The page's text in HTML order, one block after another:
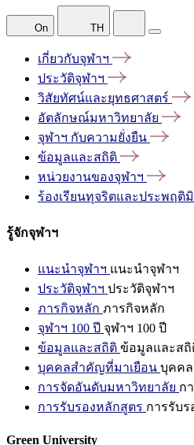
On TH
เกี่ยวกับจุฬาฯ
ประวัติจุฬาฯ
วิสัยทัศน์และยุทธศาสตร์
อัตลักษณ์มหาวิทยาลัย
จุฬาฯ กับความยั่งยืน
ข้อมูลและสถิติ
หน่วยงานของจุฬาฯ
ร้องเรียนทุจริตและประพฤติ
รู้จักจุฬาฯ
แนะนำจุฬาฯ แนะนำจุฬาฯ
ประวัติจุฬาฯ ประวัติจุฬาฯ
ภารกิจหลัก ภารกิจหลัก
จุฬาฯ 100 ปี จุฬาฯ 100 ปี
ข้อมูลและสถิติ ข้อมูลและสถิ
บุคคลสำคัญที่มาเยือน บุคค
การจัดอันดับมหาวิทยาลัย ก
การรับรองหลักสูตร การรับ
Green University